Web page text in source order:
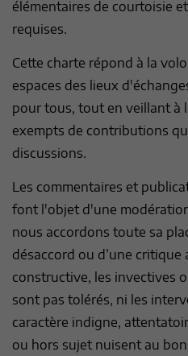
élémentaires de courtoisie
requises.
Cette charte répond à la
espaces des lieux
pour tous, tout en veillant à
exempts de contributions
discussions.
Les commentaires et
font l'objet d'une
nous accordons toute sa
désaccord ou d’une critique
constructive, les invectives
sont pas tolérés, ni les
caractère indigne,
ou hors sujet nuisent au